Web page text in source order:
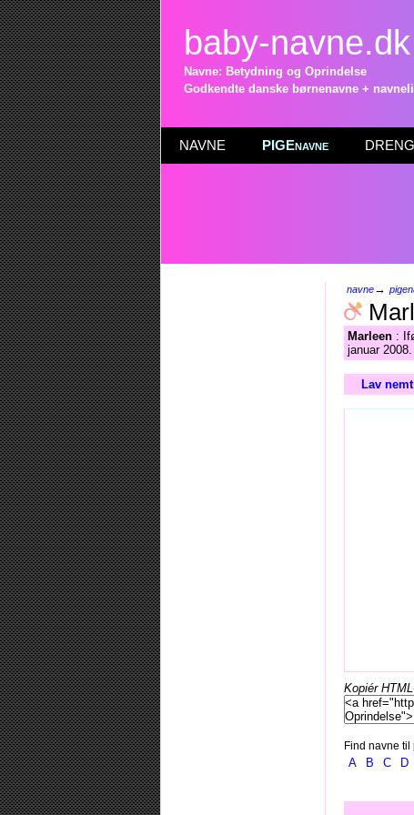
baby-navne.dk
Navne: Betydning og Oprindelse
Godkendte danske børnenavne +
NAVNE PIGEnavne
navne→
Marleen :
januar 2008.
Lav
Kopiér
Find navne til
A B C D